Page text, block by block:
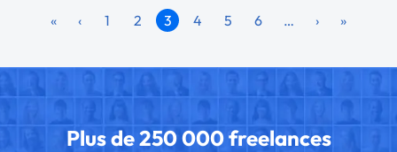
« ‹ 1 2 3 4 5 6 … › »
Plus de 250 000 freelances